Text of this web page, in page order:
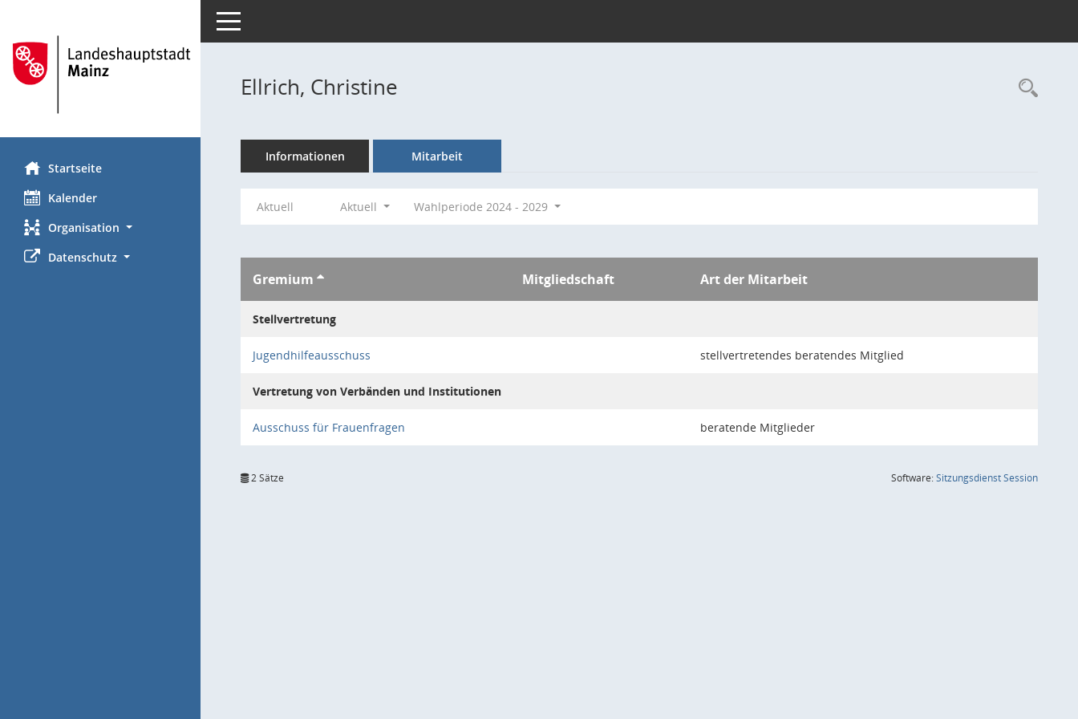
Startseite
Kalender
Organisation
Datenschutz
Toggle navigation
Ellrich, Christine
Informationen Mitarbeit
Aktuell Aktuell Wahlperiode 2024 - 2029
Gremium Mitgliedschaft Art der Mitarbeit
Stellvertretung
Jugendhilfeausschuss stellvertretendes beratendes Mitglied
Vertretung von Verbänden und Institutionen
Ausschuss für Frauenfragen beratende Mitglieder
2 Sätze Software:SitzungsdienstSession(Wird in